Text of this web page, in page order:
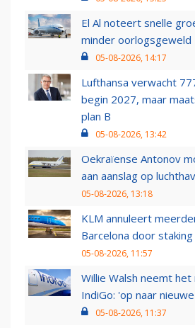
El Al noteert snelle
minder oorlogsgeweld
05-08-2026, 14:17
Lufthansa verwacht
begin 2027, maar
plan B
05-08-2026, 13:42
Oekraïense Antonov
aan aanslag op
05-08-2026, 13:18
KLM annuleert
Barcelona door staking
05-08-2026, 11:57
Willie Walsh neemt
IndiGo: 'op naar
05-08-2026, 11:37